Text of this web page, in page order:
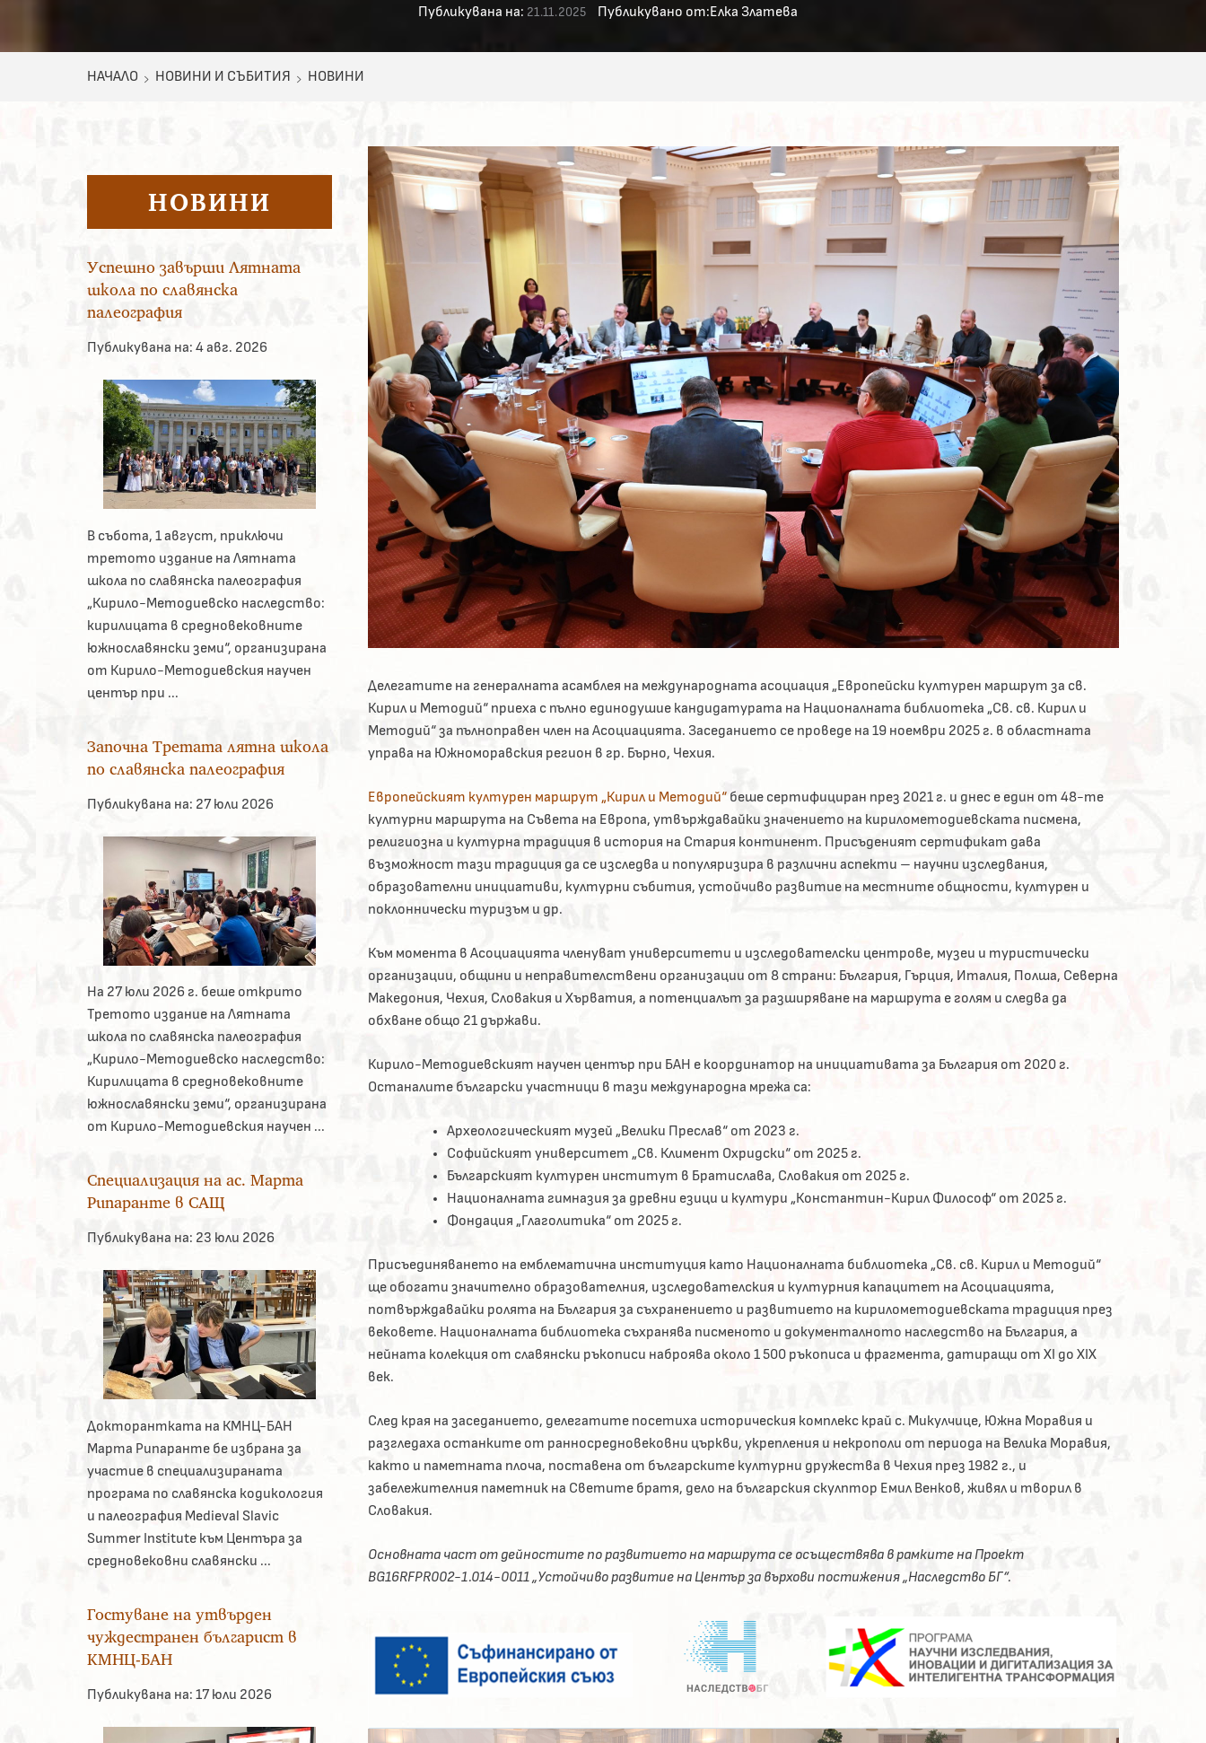
Публикувана на: 21.11.2025 Публикувано от:Елка Златева
НАЧАЛО НОВИНИ И СЪБИТИЯ НОВИНИ
Делегатите на генералната асамблея на международната асоциация „Европейски културен маршрут за св.
Кирил и Методий“ приеха с пълно единодушие кандидатурата на Националната библиотека „Св. св. Кирил и
Методий“ за пълноправен член на Асоциацията. Заседанието се проведе на 19 ноември 2025 г. в областната
управа на Южноморавския регион в гр. Бърно, Чехия.
Европейският културен маршрут „Кирил и Методий“беше сертифициран през 2021 г. и днес е един от 48-те
културни маршрута на Съвета на Европа, утвърждавайки значението на кирилометодиевската писмена,
религиозна и културна традиция в история на Стария континент. Присъденият сертификат дава
възможност тази традиция да се изследва и популяризира в различни аспекти – научни изследвания,
образователни инициативи, културни събития, устойчиво развитие на местните общности, културен и
поклоннически туризъм и др.
Към момента в Асоциацията членуват университети и изследователски центрове, музеи и туристически
организации, общини и неправителствени организации от 8 страни: България, Гърция, Италия, Полша, Северна
Македония, Чехия, Словакия и Хърватия, а потенциалът за разширяване на маршрута е голям и следва да
обхване общо 21 държави.
Кирило-Методиевският научен център при БАН е координатор на инициативата за България от 2020 г.
Останалите български участници в тази международна мрежа са:
Археологическият музей „Велики Преслав“ от 2023 г.
Софийският университет „Св. Климент Охридски“ от 2025 г.
Българският културен институт в Братислава, Словакия от 2025 г.
Националната гимназия за древни езици и култури „Константин-Кирил Философ“ от 2025 г.
Фондация „Глаголитика“ от 2025 г.
Присъединяването на емблематична институция като Националната библиотека „Св. св. Кирил и Методий“
ще обогати значително образователния, изследователския и културния капацитет на Асоциацията,
потвърждавайки ролята на България за съхранението и развитието на кирилометодиевската традиция през
вековете. Националната библиотека съхранява писменото и документалното наследство на България, а
нейната колекция от славянски ръкописи наброява около 1 500 ръкописа и фрагмента, датиращи от XI до XIX
век.
След края на заседанието, делегатите посетиха историческия комплекс край с. Микулчице, Южна Моравия и
разгледаха останките от ранносредновековни църкви, укрепления и некрополи от периода на Велика Моравия,
както и паметната плоча, поставена от българските културни дружества в Чехия през 1982 г., и
забележителния паметник на Светите братя, дело на българския скулптор Емил Венков, живял и творил в
Словакия.
Основната част от дейностите по развитието на маршрута се осъществява в рамките на Проект
BG16RFPR002-1.014-0011 „Устойчиво развитие на Център за върхови постижения „Наследство БГ“.
НОВИНИ
Успешно завърши Лятната
школа по славянска
палеография
Публикувана на: 4 авг. 2026
В събота, 1 август, приключи
третото издание на Лятната
школа по славянска палеография
„Кирило-Методиевско наследство:
кирилицата в средновековните
южнославянски земи“, организирана
от Кирило-Методиевския научен
център при ...
Започна Третата лятна школа
по славянска палеография
Публикувана на: 27 юли 2026
На 27 юли 2026 г. беше открито
Третото издание на Лятната
школа по славянска палеография
„Кирило-Методиевско наследство:
Кирилицата в средновековните
южнославянски земи“, организирана
от Кирило-Методиевския научен ...
Специализация на ас. Марта
Рипаранте в САЩ
Публикувана на: 23 юли 2026
Докторантката на КМНЦ-БАН
Марта Рипаранте бе избрана за
участие в специализираната
програма по славянска кодикология
и палеография Medieval Slavic
Summer Institute към Центъра за
средновековни славянски ...
Гостуване на утвърден
чуждестранен българист в
КМНЦ-БАН
Публикувана на: 17 юли 2026